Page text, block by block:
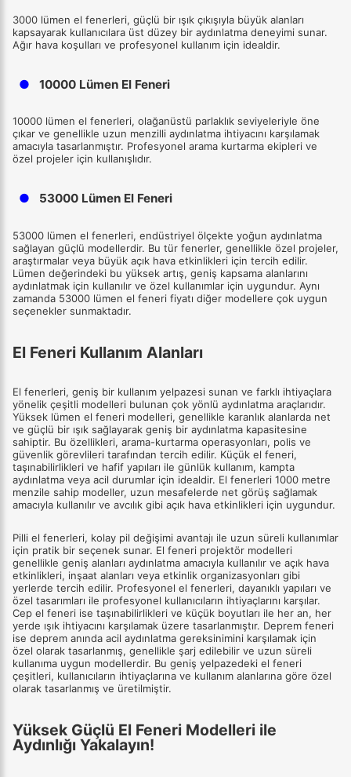
3000 lümen el fenerleri, güçlü bir ışık çıkışıyla büyük alanları
kapsayarak kullanıcılara üst düzey bir aydınlatma deneyimi sunar.
Ağır hava koşulları ve profesyonel kullanım için idealdir.
● 10000 Lümen El Feneri
10000 lümen el fenerleri, olağanüstü parlaklık seviyeleriyle öne
çıkar ve genellikle uzun menzilli aydınlatma ihtiyacını karşılamak
amacıyla tasarlanmıştır. Profesyonel arama kurtarma ekipleri ve
özel projeler için kullanışlıdır.
● 53000 Lümen El Feneri
53000 lümen el fenerleri, endüstriyel ölçekte yoğun aydınlatma
sağlayan güçlü modellerdir. Bu tür fenerler, genellikle özel projeler,
araştırmalar veya büyük açık hava etkinlikleri için tercih edilir.
Lümen değerindeki bu yüksek artış, geniş kapsama alanlarını
aydınlatmak için kullanılır ve özel kullanımlar için uygundur. Aynı
zamanda 53000 lümen el feneri fiyatı diğer modellere çok uygun
seçenekler sunmaktadır.
El Feneri Kullanım Alanları
El fenerleri, geniş bir kullanım yelpazesi sunan ve farklı ihtiyaçlara
yönelik çeşitli modelleri bulunan çok yönlü aydınlatma araçlarıdır.
Yüksek lümen el feneri modelleri, genellikle karanlık alanlarda net
ve güçlü bir ışık sağlayarak geniş bir aydınlatma kapasitesine
sahiptir. Bu özellikleri, arama-kurtarma operasyonları, polis ve
güvenlik görevlileri tarafından tercih edilir. Küçük el feneri,
taşınabilirlikleri ve hafif yapıları ile günlük kullanım, kampta
aydınlatma veya acil durumlar için idealdir. El fenerleri 1000 metre
menzile sahip modeller, uzun mesafelerde net görüş sağlamak
amacıyla kullanılır ve avcılık gibi açık hava etkinlikleri için uygundur.
Pilli el fenerleri, kolay pil değişimi avantajı ile uzun süreli kullanımlar
için pratik bir seçenek sunar. El feneri projektör modelleri
genellikle geniş alanları aydınlatma amacıyla kullanılır ve açık hava
etkinlikleri, inşaat alanları veya etkinlik organizasyonları gibi
yerlerde tercih edilir. Profesyonel el fenerleri, dayanıklı yapıları ve
özel tasarımları ile profesyonel kullanıcıların ihtiyaçlarını karşılar.
Cep el feneri ise taşınabilirlikleri ve küçük boyutları ile her an, her
yerde ışık ihtiyacını karşılamak üzere tasarlanmıştır. Deprem feneri
ise deprem anında acil aydınlatma gereksinimini karşılamak için
özel olarak tasarlanmış, genellikle şarj edilebilir ve uzun süreli
kullanıma uygun modellerdir. Bu geniş yelpazedeki el feneri
çeşitleri, kullanıcıların ihtiyaçlarına ve kullanım alanlarına göre özel
olarak tasarlanmış ve üretilmiştir.
Yüksek Güçlü El Feneri Modelleri ile
Aydınlığı Yakalayın!